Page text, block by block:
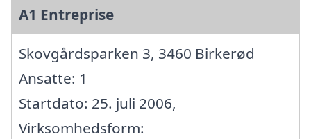
A1 Entreprise
Skovgårdsparken 3, 3460 Birkerød
Ansatte: 1
Startdato: 25. juli 2006,
Virksomhedsform: